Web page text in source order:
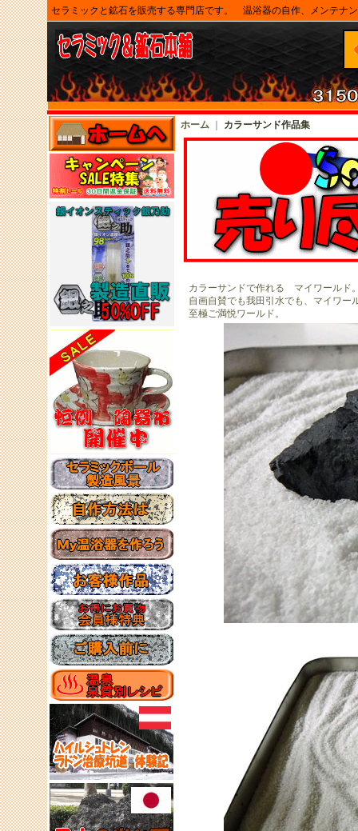
セラミックと鉱石を販売する専門店です。 温浴器の自作、メンテナ
ホーム カラーサンド作品集
カラーサンドで作れる マイワールド
自画自賛でも我田引水でも、マイワー
至極ご満悦ワールド。